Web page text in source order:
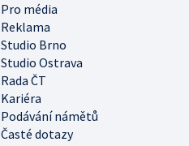
Pro média
Reklama
Studio Brno
Studio Ostrava
Rada ČT
Kariéra
Podávání námětů
Časté dotazy